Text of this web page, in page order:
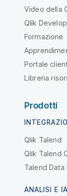
Video della
Qlik
Formazione
Portale
Libreria
Prodotti
Qlik Talend
Qlik Talend
Talend Data
ANALISI E IA